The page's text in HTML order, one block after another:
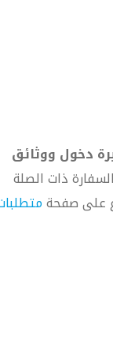
دخول ووثائق
ذات الصلة
على صفحة